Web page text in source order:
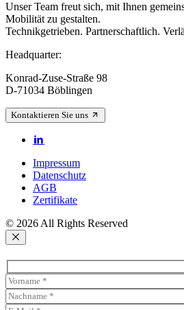
Unser Team freut sich, mit Ihnen
Mobilität zu gestalten.
Technikgetrieben. Partnerschaftlich.
Headquarter:
Konrad-Zuse-Straße 98
D-71034 Böblingen
Kontaktieren Sie uns
Impressum
Datenschutz
AGB
Zertifikate
© 2026 All Rights Reserved